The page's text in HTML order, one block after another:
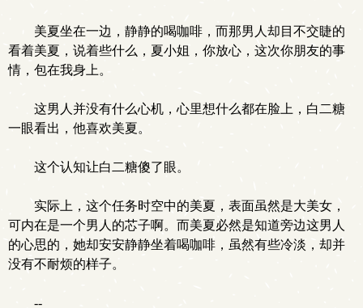
美夏坐在一边，静静的喝咖啡，而那男人却目不交睫的
看着美夏，说着些什么，夏小姐，你放心，这次你朋友的事
情，包在我身上。
这男人并没有什么心机，心里想什么都在脸上，白二糖
一眼看出，他喜欢美夏。
这个认知让白二糖傻了眼。
实际上，这个任务时空中的美夏，表面虽然是大美女，
可内在是一个男人的芯子啊。而美夏必然是知道旁边这男人
的心思的，她却安安静静坐着喝咖啡，虽然有些冷淡，却并
没有不耐烦的样子。
--